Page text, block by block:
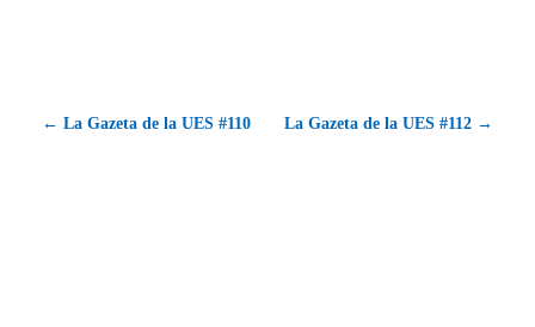
← La Gazeta de la UES #110 La Gazeta de la UES #112 →